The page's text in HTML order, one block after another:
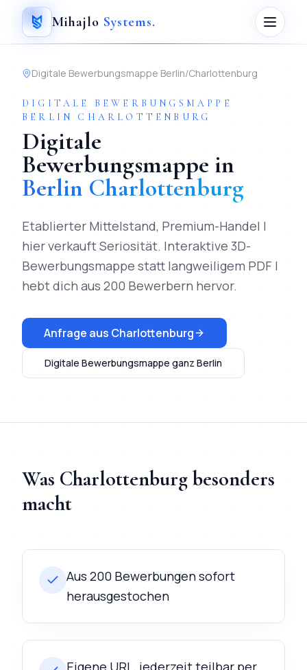
Mihajlo Systems.
Digitale Bewerbungsmappe Berlin/Charlottenburg
DIGITALE BEWERBUNGSMAPPE
BERLIN CHARLOTTENBURG
Digitale
Bewerbungsmappe in
Berlin Charlottenburg
Etablierter Mittelstand, Premium-Handel |
hier verkauft Seriosität. Interaktive 3D-
Bewerbungsmappe statt langweiligem PDF |
hebt dich aus 200 Bewerbern hervor.
Anfrage aus Charlottenburg
Digitale Bewerbungsmappe ganz Berlin
Was Charlottenburgbesonders
macht
Aus 200 Bewerbungen sofort
herausgestochen
Eigene URL, jederzeit teilbar per